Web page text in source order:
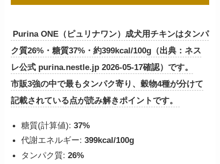
Purina ONE（ピュリナワン）成犬用チキンはタンパ
ク質26%・糖質37%・約399kcal/100g（出典：ネス
レ公式 purina.nestle.jp 2026-05-17確認）です。
市販3強の中で最もタンパク寄り、穀物4種が分けて
記載されている点が読み解きポイントです。
糖質(計算値):37%
代謝エネルギー:399kcal/100g
タンパク質:26%